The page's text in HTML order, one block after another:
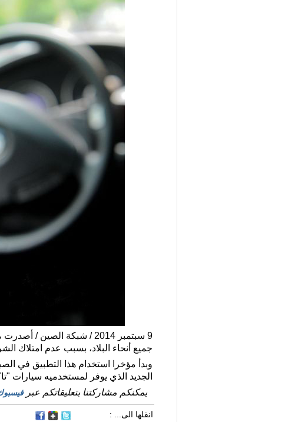
جميع أنحاء البلاد، بسبب عدم امتلاك
وبدأ مؤخرا استخدام هذا التطبيق في
الجديد الذي يوفر لمستخدميه سيارات
يمكنكم مشاركتنا بتعليقاتكم عبر
انقلها الى... :